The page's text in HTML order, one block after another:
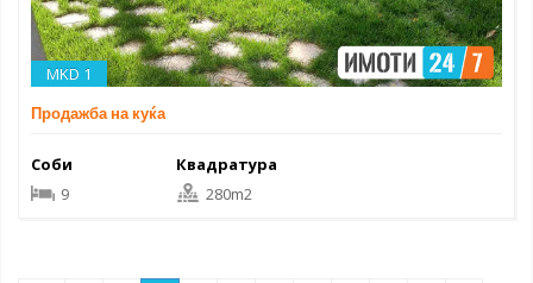
MKD 1
Продажба на куќа
Соби
9
Квадратура
280m2